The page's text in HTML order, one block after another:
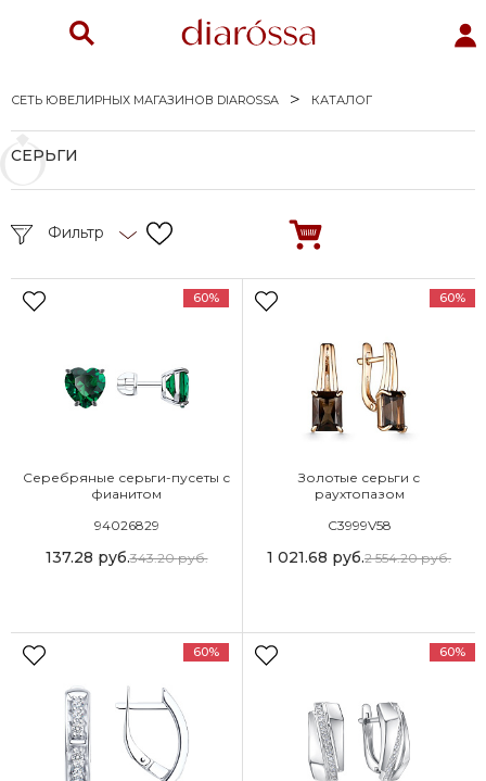
СЕТЬ ЮВЕЛИРНЫХ МАГАЗИНОВ DIAROSSA КАТАЛОГ
СЕРЬГИ
Фильтр
60%
Серебряные серьги-пусеты с
фианитом
94026829
137.28 руб.343.20руб.
60%
Золотые серьги с
раухтопазом
С3999V58
1 021.68 руб.2 554.20руб.
60% 60%